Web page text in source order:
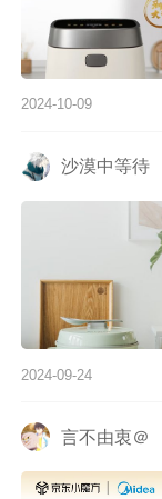
2024-10-09
沙漠中等待
2024-09-24
言不由衷＠